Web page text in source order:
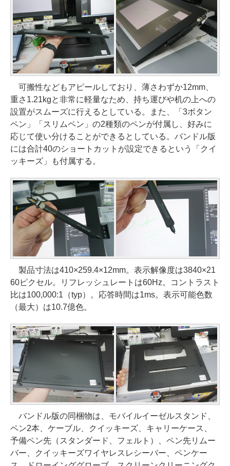
可搬性などもアピールしており、薄さわずか12mm、
重さ1.21kgと非常に軽量なため、持ち運びや机の上への
設置がスムーズに行えるとしている。また、「3ボタン
ペン」「スリムペン」の2種類のペンが付属し、好みに
応じて使い分けることができるとしている。バンドル版
には合計40のショートカットが設定できるという「クイ
ッキーズ」も付属する。
製品寸法は410×259.4×12mm。表示解像度は3840×21
60ピクセル。リフレッシュレートは60Hz。コントラスト
比は100,000:1（typ）。応答時間は1ms。表示可能色数
（最大）は10.7億色。
バンドル版の同梱物は、モバイルイーゼルスタンド、
ペン2本、ケーブル、クイッキーズ、キャリーケース、
予備ペン先（スタンダード、フェルト）、ペン先リムー
バー、クイッキーズワイヤレスレシーバー、ペンケー